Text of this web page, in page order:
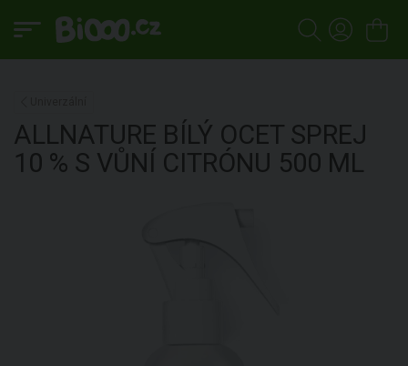
ALLNATURE BÍLÝ OCET SPREJ
10 % S VŮNÍ CITRÓNU 500 ML